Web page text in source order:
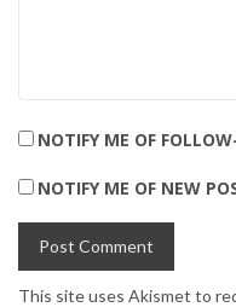
NOTIFY ME OF
NOTIFY ME OF NEW
This site uses Akismet to